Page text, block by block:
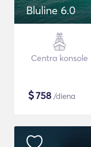
Bluline 6.0
Centra konsole
$758 /diena